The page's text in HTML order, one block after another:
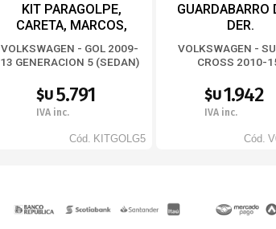
KIT PARAGOLPE,
CARETA, MARCOS,
REJILLA, GUÍAS,
SEMIOPTICAS
WVGOLG5
VOLKSWAGEN - GOL 2009-
13 GENERACION 5 (SEDAN)
$U5.791
IVA inc.
Cód. KITGOLG5
GUARDABARRO
DER.
VOLKSWAGEN -
CROSS 2010-
$U1.942
IVA inc.
Cód.